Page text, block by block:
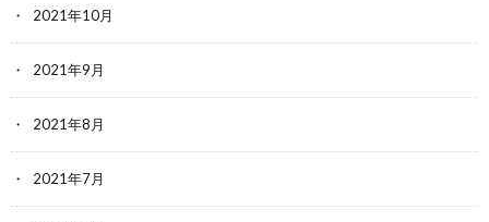
2021年10月
2021年9月
2021年8月
2021年7月